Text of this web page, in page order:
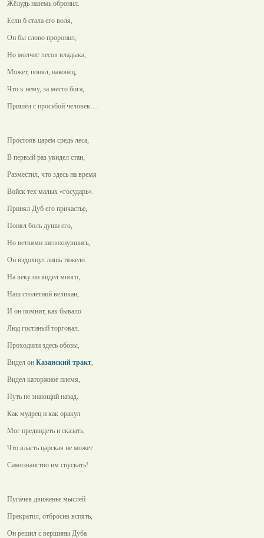
Жёлудь наземь обронил.
Если б стала его воля,
Он бы слово проронил,
Но молчит лесов владыка,
Может, понял, наконец,
Что к нему, за место бога,
Пришёл с просьбой человек…
Простояв царем средь леса,
В первый раз увидел стан,
Разместил, что здесь на время
Войск тех малых «государь».
Принял Дуб его причастье,
Понял боль души его,
Но ветвями шелохнувшись,
Он вздохнул лишь тяжело.
На веку он видел много,
Наш столетний великан,
И он помнит, как бывало
Люд гостиный торговал.
Проходили здесь обозы,
Видел он Казанский тракт,
Видел каторжное племя,
Путь не знающий назад.
Как мудрец и как оракул
Мог предвидеть и сказать,
Что власть царская не может
Самозванство им спускать!
Пугачев движенье мыслей
Прекратил, отбросив вспять,
Он решил с вершины Дуба